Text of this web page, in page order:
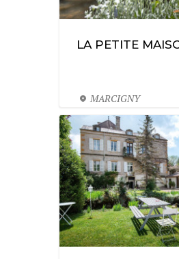
LA PETITE
MARCIGNY